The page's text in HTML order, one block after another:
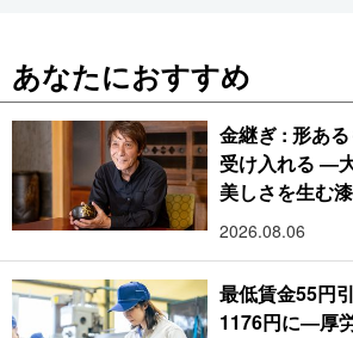
あなたにおすすめ
金継ぎ : 形あ
受け入れる ―
美しさを生む
樹
2026.08.06
最低賃金55円
1176円に―厚